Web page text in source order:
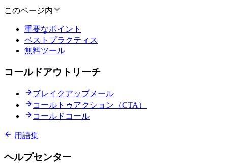
このページ内
重要なポイント
ベストプラクティス
無料ツール
コールドアウトリーチ
ブレイクアップメール
コールトゥアクション（CTA）
コールドコール
用語集
ヘルプセンター